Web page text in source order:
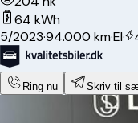
64 kWh
5/2023·94.000 km·El·
Ring nu Skriv til